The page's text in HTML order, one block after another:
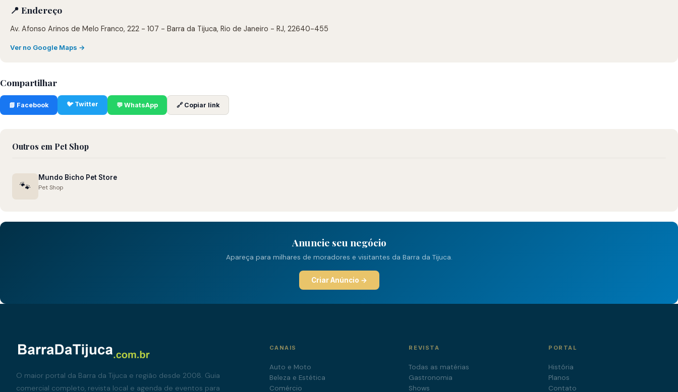
📍 Endereço
Av. Afonso Arinos de Melo Franco, 222 - 107 - Barra da Tijuca, Rio de Janeiro - RJ, 22640-455
Ver no Google Maps →
Compartilhar
📘 Facebook 🐦 Twitter 💬 WhatsApp 🔗 Copiar link
Outros em Pet Shop
🐾
Mundo Bicho Pet Store
Pet Shop
Anuncie seu negócio
Apareça para milhares de moradores e visitantes da Barra da Tijuca.
Criar Anúncio →
O maior portal da Barra da Tijuca e região desde 2008. Guia
comercial completo, revista local e agenda de eventos para
CANAIS
Auto e Moto
Beleza e Estética
Comércio
REVISTA
Todas as matérias
Gastronomia
Shows
PORTAL
História
Planos
Contato